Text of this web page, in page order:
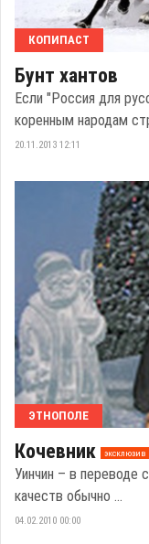
КОПИПАСТ
Бунт хантов
Если "Россия для
коренным народам
20.11.2013 12:11
ЭТНОПОЛЕ
Кочевник эксклюзив
Уинчин – в переводе
качеств обычно ...
04.02.2010 00:00